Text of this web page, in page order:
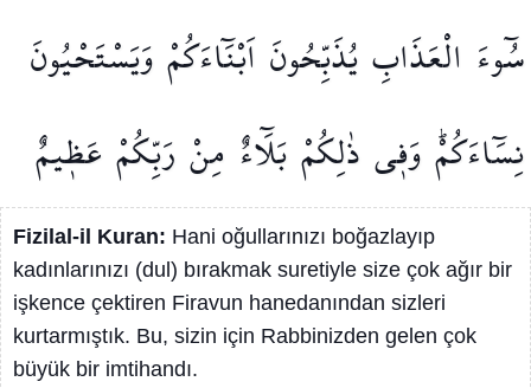
سُٓوءَ الْعَذَابِيُذَبِّحُونَاَبْنَٓاءَكُمْوَيَسْتَحْيُونَ
نِسَٓاءَكُمْۜوَف۪ي ذٰلِكُمْبَلَٓاءٌ مِنْ رَبِّكُمْ عَظ۪يمٌ
Fizilal-il Kuran: Hani oğullarınızı boğazlayıp
kadınlarınızı (dul) bırakmak suretiyle size çok ağır bir
işkence çektiren Firavun hanedanından sizleri
kurtarmıştık. Bu, sizin için Rabbinizden gelen çok
büyük bir imtihandı.